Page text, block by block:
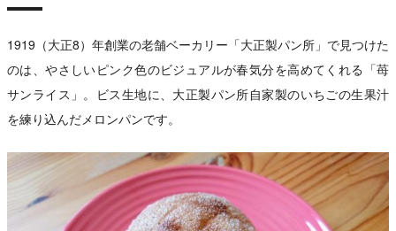
1919（大正8）年創業の老舗ベーカリー「大正製パン所」で見つけた
のは、やさしいピンク色のビジュアルが春気分を高めてくれる「苺
サンライス」。ビス生地に、大正製パン所自家製のいちごの生果汁
を練り込んだメロンパンです。